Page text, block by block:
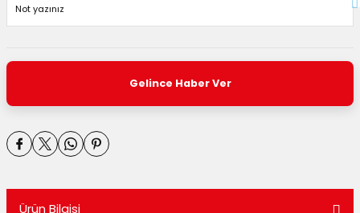
Gelince Haber Ver
Ürün Bilgisi